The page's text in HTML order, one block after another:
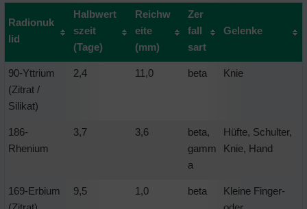
Radionuk
lid
Halbwert
szeit
(Tage)
Reichw
eite
(mm)
Zer
fall
sart
Gelenke
90-Yttrium
(Zitrat /
Silikat)
2,4 11,0 beta Knie
186-
Rhenium
3,7 3,6
beta,
gamm
a
Hüfte, Schulter,
Knie, Hand
169-Erbium
9,5 1,0 beta
Kleine Finger-